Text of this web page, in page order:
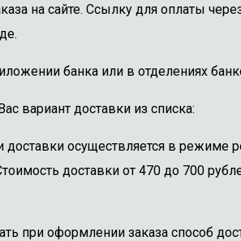
на сайте. Ссылку для оплаты
банка или в отделениях
вариант доставки из списка:
осуществляется в режиме
доставки от 470 до 700
при оформлении заказа способ